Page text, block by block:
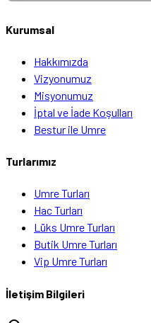
Kurumsal
Hakkımızda
Vizyonumuz
Misyonumuz
İptal ve İade Koşulları
Bestur ile Umre
Turlarımız
Umre Turları
Hac Turları
Lüks Umre Turları
Butik Umre Turları
Vip Umre Turları
İletişim Bilgileri